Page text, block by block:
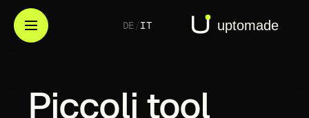
DE /IT
Piccoli tool